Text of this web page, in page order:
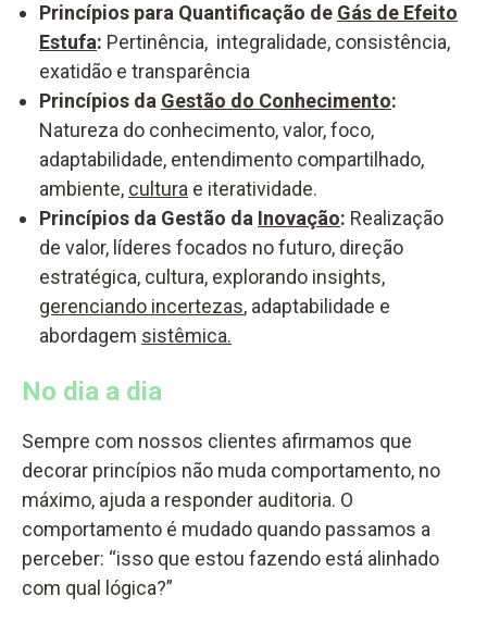
Princípios para Quantificação de Gás de Efeito
Estufa: Pertinência, integralidade, consistência,
exatidão e transparência
Princípios da Gestão do Conhecimento:
Natureza do conhecimento, valor, foco,
adaptabilidade, entendimento compartilhado,
ambiente, cultura e iteratividade.
Princípios da Gestão da Inovação: Realização
de valor, líderes focados no futuro, direção
estratégica, cultura, explorando insights,
gerenciando incertezas, adaptabilidade e
abordagem sistêmica.
No dia a dia
Sempre com nossos clientes afirmamos que
decorar princípios não muda comportamento, no
máximo, ajuda a responder auditoria. O
comportamento é mudado quando passamos a
perceber: “isso que estou fazendo está alinhado
com qual lógica?”